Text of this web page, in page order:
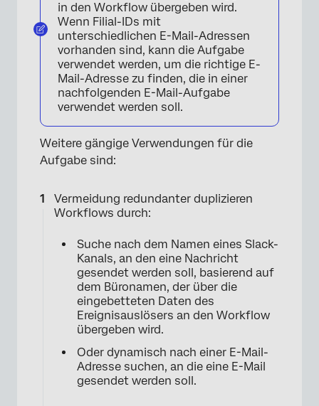
in den Workflow übergeben wird.
Wenn Filial-IDs mit
unterschiedlichen E-Mail-Adressen
vorhanden sind, kann die Aufgabe
verwendet werden, um die richtige E-
Mail-Adresse zu finden, die in einer
nachfolgenden E-Mail-Aufgabe
verwendet werden soll.
Weitere gängige Verwendungen für die
Aufgabe sind:
Vermeidung redundanter duplizieren
Workflows durch:
Suche nach dem Namen eines Slack-
Kanals, an den eine Nachricht
gesendet werden soll, basierend auf
dem Büronamen, der über die
eingebetteten Daten des
Ereignisauslösers an den Workflow
übergeben wird.
Oder dynamisch nach einer E-Mail-
Adresse suchen, an die eine E-Mail
gesendet werden soll.